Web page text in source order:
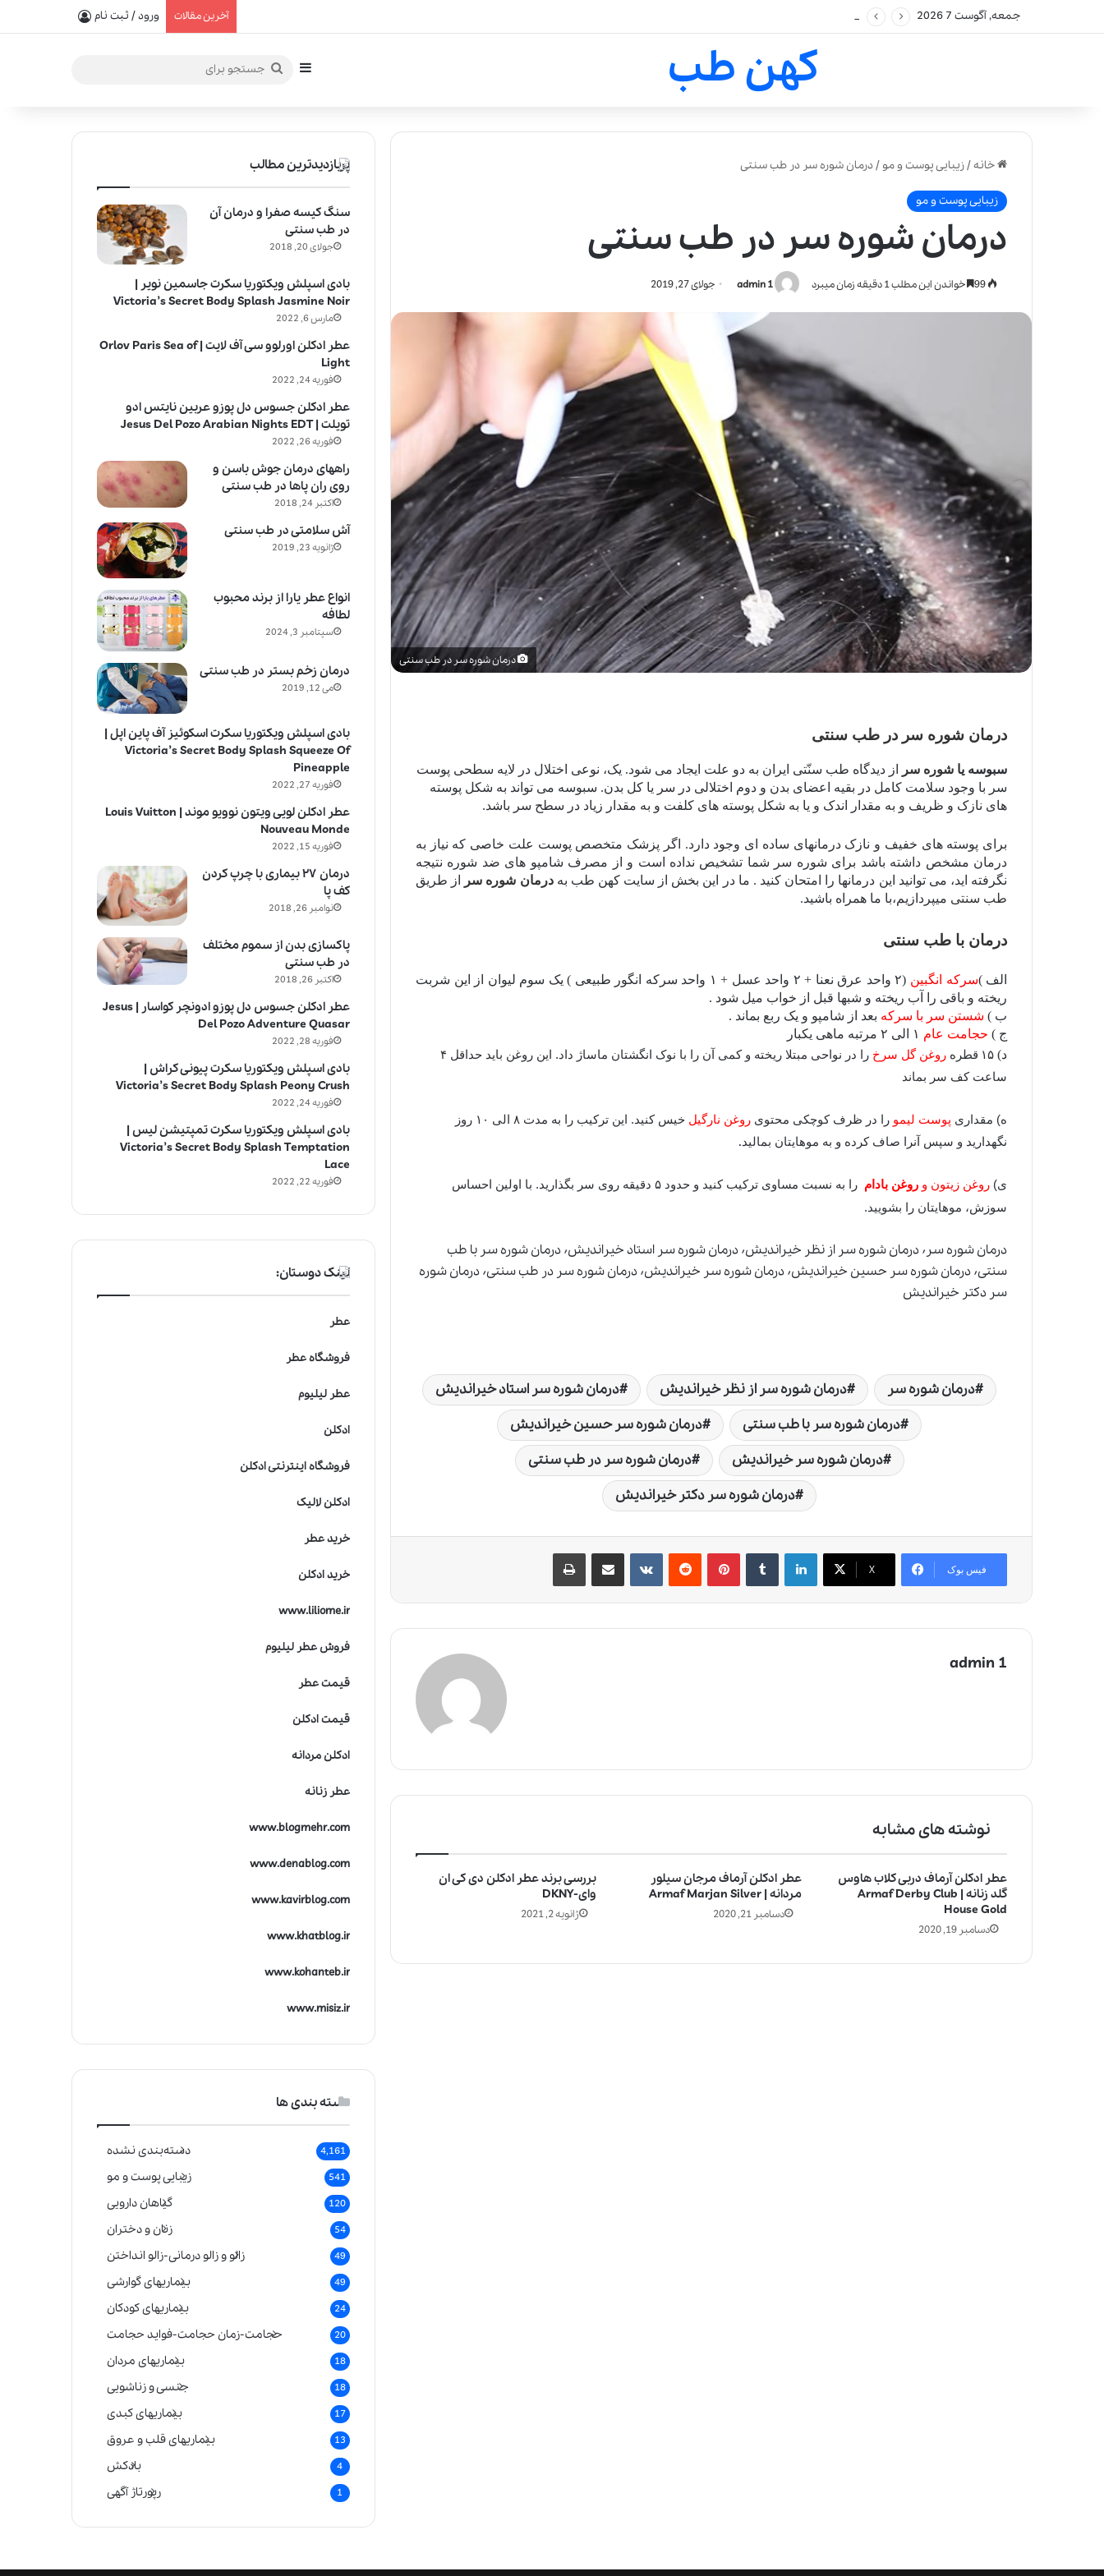
جمعه, آگوست 7 2026 آخرین مقالات ورود / ثبت نام
کهن طب سایدبارجستجو
خانه/زیبایی پوست و مو /درمان شوره سر در طب سنتی
زیبایی پوست و مو
درمان شوره سر در طب سنتی
admin 1 جولای 27, 2019 خواندن این مطلب 1 دقیقه زمان میبرد
درمان شوره سر در طب سنتی
درمان شوره سر در طب سنتی
سبوسه یا شوره سر
از دیدگاه طب سنّتی ایران به دو علت ایجاد می شود. یک، نوعی اختلال در لایه سطحی پوست
سر با وجود سلامت کامل در بقیه اعضای بدن و دوم اختلالی در سر یا کل بدن. سبوسه می تواند به شکل پوسته
های نازک و ظریف و به مقدار اندک و یا به شکل پوسته های کلفت و به مقدار زیاد در سطح سر باشد.
برای پوسته های خفیف و نازک درمانهای ساده ای وجود دارد. اگر پزشک متخصص پوست علت خاصی که نیاز به
درمان مشخص داشته باشد برای شوره سر شما تشخیص نداده است و از مصرف شامپو های ضد شوره نتیجه
نگرفته اید، می توانید این درمانها را امتحان کنید . ما در این بخش از سایت کهن طب به درمان شوره سر
از طریق
طب سنتی میپردازیم،با ما همراه باشید.
درمان با طب سنتی
الف )سرکه انگبین (۲واحد عرق نعنا + ۲ واحد عسل + ۱ واحد سرکه انگور طبیعی ) یک سوم لیوان از این شربت
ریخته و باقی را آب ریخته و شبها قبل از خواب میل شود .
ب ) شستن سر با سرکه بعد از شامپو و یک ربع بماند .
ج ) حجامت عام ۱ الی ۲ مرتبه ماهی یکبار
د) ۱۵ قطره روغن گل سرخ را در نواحی مبتلا ریخته و کمی آن را با نوک انگشتان ماساژ داد. این روغن باید حداقل ۴
ساعت کف سر بماند
ه) مقداری پوست لیمو را در ظرف کوچکی محتوی روغن نارگیل خیس کنید. این ترکیب را به مدت ۸ الی ۱۰ روز
نگهدارید و سپس آنرا صاف کرده و به موهایتان بمالید.
ی) روغن زیتون و روغن بادام را به نسبت مساوی ترکیب کنید و حدود ۵ دقیقه روی سر بگذارید. با اولین احساس
سوزش، موهایتان را بشویید.
درمان شوره سر٬ درمان شوره سر از نظر خیراندیش٬ درمان شوره سر استاد خیراندیش٬ درمان شوره سر با طب
سنتی٬ درمان شوره سر حسین خیراندیش٬ درمان شوره سر خیراندیش٬ درمان شوره سر در طب سنتی٬ درمان شوره
سر دکتر خیراندیش
درمان شوره سر درمان شوره سر از نظر خیراندیش
درمان شوره سر استاد خیراندیش
درمان شوره سر با طب سنتی
درمان شوره سر حسین خیراندیش
درمان شوره سر خیراندیش
درمان شوره سر در طب سنتی
درمان شوره سر دکتر خیراندیش
فیس بوک X
لینکدین ‫تامبلر ‫پین‌ترست‫رددیت ‫VKontakteاشتراک گذاری از طریق ایمیل چاپ
admin 1
نوشته های مشابه
بررسی برند عطر ادکلن دی کی ان
وای-DKNY
ژانویه 2, 2021
عطر ادکلن آرماف مرجان سیلور
مردانه | Armaf Marjan Silver
دسامبر 21, 2020
عطر ادکلن آرماف دربی کلاب هاوس
گلد زنانه | Armaf Derby Club
House Gold
دسامبر 19, 2020
پربازدیدترین مطالب
سنگ کیسه صفرا و درمان آن
در طب سنتی
جولای 20, 2018
بادی اسپلش ویکتوریا سکرت جاسمین نویر |
Victoria’s Secret Body Splash Jasmine Noir
مارس 6, 2022
عطر ادکلن اورلوو سی آف لایت | Orlov Paris Sea of
Light
فوریه 24, 2022
عطر ادکلن جسوس دل پوزو عربین نایتس ادو
تویلت | Jesus Del Pozo Arabian Nights EDT
فوریه 26, 2022
راههای درمان جوش باسن و
روی ران پاها در طب سنتی
اکتبر 24, 2018
آش سلامتی در طب سنتی
ژانویه 23, 2019
انواع عطر یارا از برند محبوب
لطافه
سپتامبر 3, 2024
درمان زخم بستر در طب سنتی
می 12, 2019
بادی اسپلش ویکتوریا سکرت اسکوئیز آف پاین اپل |
Victoria’s Secret Body Splash Squeeze Of
Pineapple
فوریه 27, 2022
عطر ادکلن لویی ویتون نوویو موند | Louis Vuitton
Nouveau Monde
فوریه 15, 2022
درمان ۲۷ بیماری با چرپ کردن
کف پا
نوامبر 26, 2018
پاکسازی بدن از سموم مختلف
در طب سنتی
اکتبر 26, 2018
عطر ادکلن جسوس دل پوزو ادونچر کواسار | Jesus
Del Pozo Adventure Quasar
فوریه 28, 2022
بادی اسپلش ویکتوریا سکرت پیونی کراش |
Victoria’s Secret Body Splash Peony Crush
فوریه 24, 2022
بادی اسپلش ویکتوریا سکرت تمپتیشن لیس |
Victoria’s Secret Body Splash Temptation
Lace
فوریه 22, 2022
لینک دوستان:
عطر
فروشگاه عطر
عطر لیلیوم
ادکلن
فروشگاه اینترنتی ادکلن
ادکلن لالیک
خرید عطر
خرید ادکلن
www.liliome.ir
فروش عطر لیلیوم
قیمت عطر
قیمت ادکلن
ادکلن مردانه
عطر زنانه
www.blogmehr.com
www.denablog.com
www.kavirblog.com
www.khatblog.ir
www.kohanteb.ir
www.misiz.ir
دسته بندی ها
دسته‌بندی نشده 4,161
زیبایی پوست و مو 541
گیاهان دارویی 120
زنان و دختران 54
زالو و زالو درمانی-زالو انداختن 49
بیماریهای گوارشی 49
بیماریهای کودکان 24
حجامت-زمان حجامت-فواید حجامت 20
بیماریهای مردان 18
جنسی و زناشویی 18
بیماریهای کبدی 17
بیماریهای قلب و عروق 13
بادکش 4
رپورتاژ آگهی 1